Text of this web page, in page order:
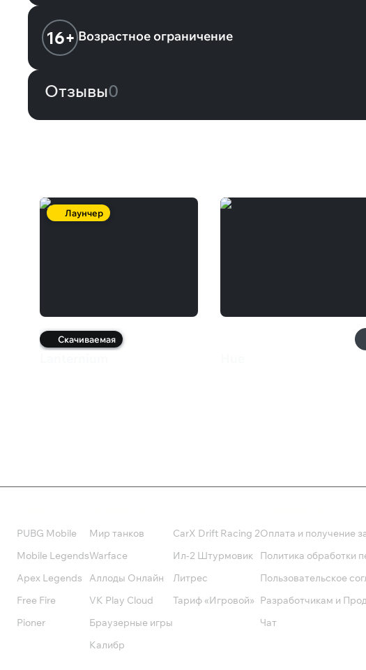
16+ Возрастное ограничение
Отзывы0
Лаунчер
Скачиваемая
PUBG Mobile
Mobile Legends
Apex Legends
Free Fire
Pioner
Мир танков
Warface
Аллоды Онлайн
VK Play Cloud
Браузерные игры
Калибр
CarX Drift Racing 2
Ил-2 Штурмовик
Литрес
Тариф «Игровой»
Оплата и получение
Политика обработки
Пользовательское
Разработчикам и
Чат